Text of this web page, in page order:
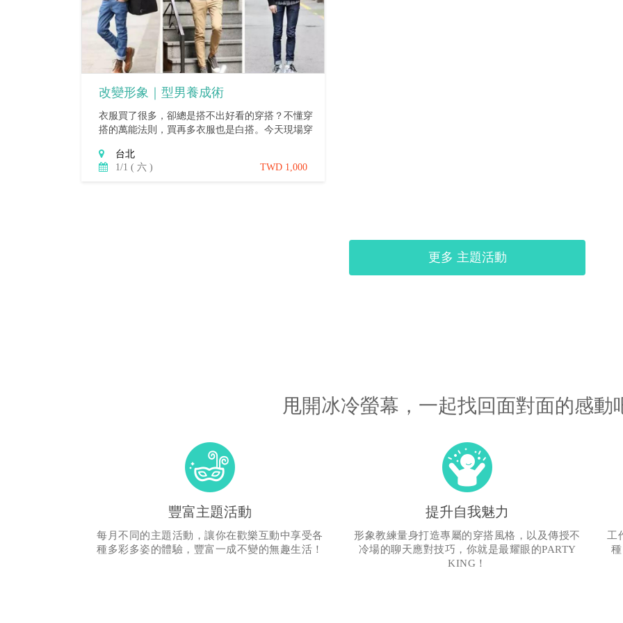
改變形象｜型男養成術
衣服買了很多，卻總是搭不出好看的穿搭？不懂穿
搭的萬能法則，買再多衣服也是白搭。今天現場穿
台北
1/1 ( 六 ) TWD 1,000
更多 主題活動
甩開冰冷螢幕，一起找回面對面的感動
豐富主題活動
每月不同的主題活動，讓你在歡樂互動中享受各
種多彩多姿的體驗，豐富一成不變的無趣生活！
提升自我魅力
形象教練量身打造專屬的穿搭風格，以及傳授不
冷場的聊天應對技巧，你就是最耀眼的PARTY
KING！
工